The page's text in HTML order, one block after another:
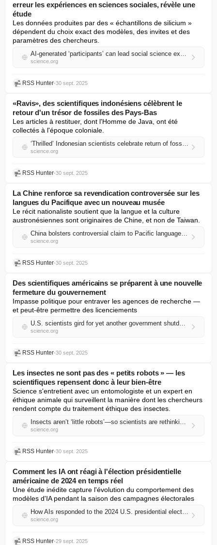
erreur les expériences en sciences sociales, révèle une
étude
Les données produites par des « échantillons de silicium »
dépendent du choix exact des modèles, des invites et des
paramètres des chercheurs.
AI-generated ‘participants’ can lead social science experiments astray, study finds
science.org
RSS Hunter•30 sept. 2025
«Ravis», des scientifiques indonésiens célèbrent le
retour d'un trésor de fossiles des Pays-Bas
Les articles à restituer, dont l'Homme de Java, ont été
collectés à l'époque coloniale.
‘Thrilled’ Indonesian scientists celebrate return of fossil trove from the Netherlands
science.org
RSS Hunter•30 sept. 2025
La Chine renforce sa revendication controversée sur les
langues du Pacifique avec un nouveau musée
Le récit nationaliste soutient que la langue et la culture
austronésiennes sont originaires de Chine, et non de Taiwan.
China bolsters controversial claim to Pacific languages with new museum
science.org
RSS Hunter•30 sept. 2025
Des scientifiques américains se préparent à une nouvelle
fermeture du gouvernement
Impasse politique pour entraver les agences de recherche —
et peut-être permettre des licenciements
U.S. scientists gird for yet another government shutdown
science.org
RSS Hunter•30 sept. 2025
Les insectes ne sont pas des « petits robots » — les
scientifiques repensent donc à leur bien-être
Science s'entretient avec un entomologiste et un expert en
éthique animale qui surveillent la manière dont les chercheurs
rendent compte du traitement éthique des insectes.
Insects aren’t ‘little robots’—so scientists are rethinking their welfare
science.org
RSS Hunter•30 sept. 2025
Comment les IA ont réagi à l'élection présidentielle
américaine de 2024 en temps réel
Une étude inédite capture l'évolution du comportement des
modèles d'IA pendant la saison des campagnes électorales
How AIs responded to the 2024 U.S. presidential election—in real time
science.org
RSS Hunter•29 sept. 2025